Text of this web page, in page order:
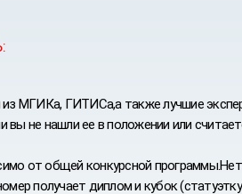
МГИКа, ГИТИСа,а также лучшие
не нашли ее в положении или
от общей конкурсной программы.Нет
получает диплом и кубок